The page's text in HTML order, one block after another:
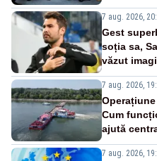
7 aug. 2026,
Gest
soția sa,
văzut
7 aug. 2026,
Cum
ajută
7 aug. 2026,